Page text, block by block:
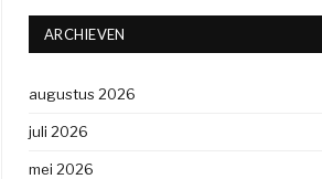
ARCHIEVEN
augustus 2026
juli 2026
mei 2026